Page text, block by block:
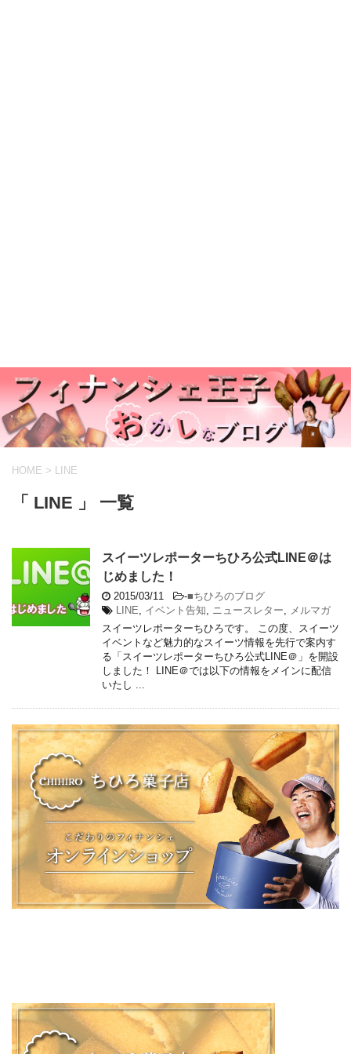
HOME > LINE
「 LINE 」 一覧
スイーツレポーターちひろ公式LINE＠は
じめました！
2015/03/11 -■ちひろのブログ
LINE
イベント告知 ニュースレター
メルマガ
スイーツレポーターちひろです。 この度、スイーツ
イベントなど魅力的なスイーツ情報を先行で案内す
る「スイーツレポーターちひろ公式LINE＠」を開設
しました！ LINE＠では以下の情報をメインに配信
いたし ...